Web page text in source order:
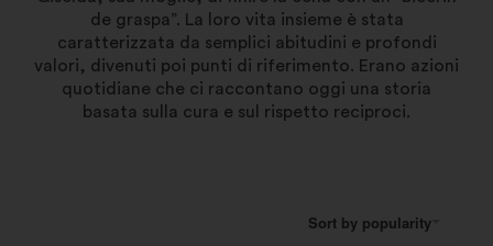
de graspa”. La loro vita insieme è stata
caratterizzata da semplici abitudini e profondi
valori, divenuti poi punti di riferimento. Erano azioni
quotidiane che ci raccontano oggi una storia
basata sulla cura e sul rispetto reciproci.
Sort by popularity